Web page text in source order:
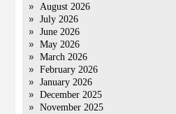
August 2026
July 2026
June 2026
May 2026
March 2026
February 2026
January 2026
December 2025
November 2025